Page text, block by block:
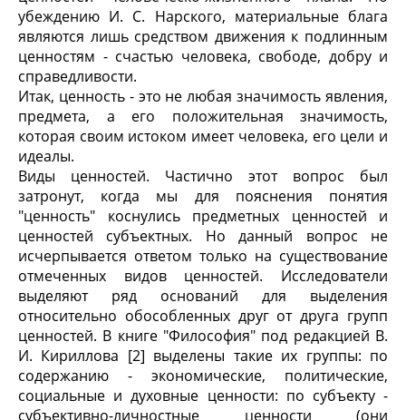
убеждению И. С. Нарского, материальные блага
являются лишь средством движения к подлинным
ценностям - счастью человека, свободе, добру и
справедливости.
Итак, ценность - это не любая значимость явления,
предмета, а его положительная значимость,
которая своим истоком имеет человека, его цели и
идеалы.
Виды ценностей. Частично этот вопрос был
затронут, когда мы для пояснения понятия
"ценность" коснулись предметных ценностей и
ценностей субъектных. Но данный вопрос не
исчерпывается ответом только на существование
отмеченных видов ценностей. Исследователи
выделяют ряд оснований для выделения
относительно обособленных друг от друга групп
ценностей. В книге "Философия" под редакцией В.
И. Кириллова [2] выделены такие их группы: по
содержанию - экономические, политические,
социальные и духовные ценности: по субъекту -
субъективно-личностные ценности (они